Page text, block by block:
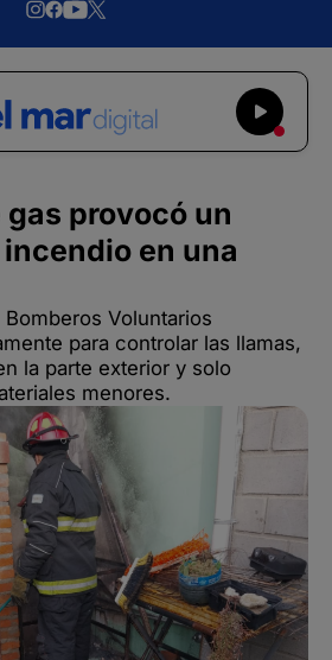
provocó un
en una
Voluntarios
para controlar las llamas,
la parte exterior y solo
menores.